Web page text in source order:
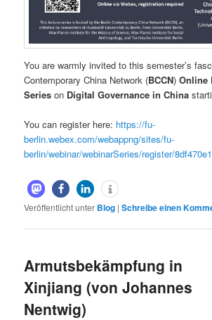
You are warmly invited to this semester’s
Contemporary China Network (BCCN)Online
Series on Digital Governance in China
You can register here: https://fu-
berlin.webex.com/webappng/sites/fu-
berlin/webinar/webinarSeries/register/
Veröffentlicht unter Blog |Schreibe einen
Armutsbekämpfung in
Xinjiang (von Johannes
Nentwig)